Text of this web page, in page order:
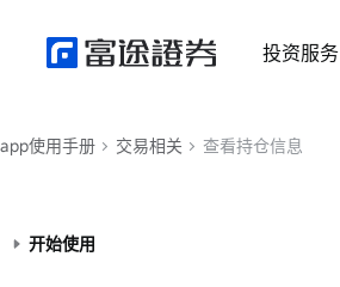
投资服务
app使用手册 交易相关 查看持仓信息
开始使用